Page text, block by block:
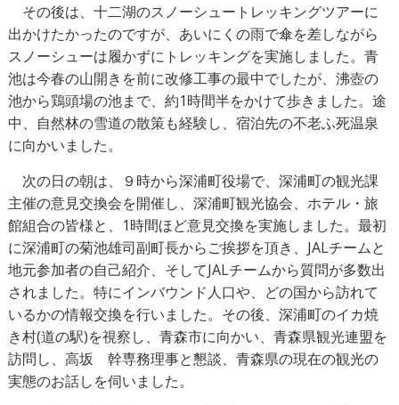
その後は、十二湖のスノーシュートレッキングツアーに
出かけたかったのですが、あいにくの雨で傘を差しながら
スノーシューは履かずにトレッキングを実施しました。青
池は今春の山開きを前に改修工事の最中でしたが、沸壺の
池から鶏頭場の池まで、約1時間半をかけて歩きました。途
中、自然林の雪道の散策も経験し、宿泊先の不老ふ死温泉
に向かいました。
次の日の朝は、９時から深浦町役場で、深浦町の観光課
主催の意見交換会を開催し、深浦町観光協会、ホテル・旅
館組合の皆様と、1時間ほど意見交換を実施しました。最初
に深浦町の菊池雄司副町長からご挨拶を頂き、JALチームと
地元参加者の自己紹介、そしてJALチームから質問が多数出
されました。特にインバウンド人口や、どの国から訪れて
いるかの情報交換を行いました。その後、深浦町のイカ焼
き村(道の駅)を視察し、青森市に向かい、青森県観光連盟を
訪問し、高坂 幹専務理事と懇談、青森県の現在の観光の
実態のお話しを伺いました。